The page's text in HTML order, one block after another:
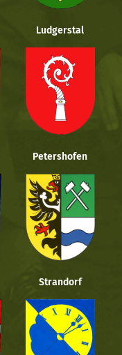
Ludgerstal
Petershofen
Strandorf